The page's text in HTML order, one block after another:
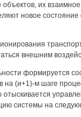
объектов, их
новое состояние
внешним
формируется
на (и+1)-м шаге
отыскивается
системы на